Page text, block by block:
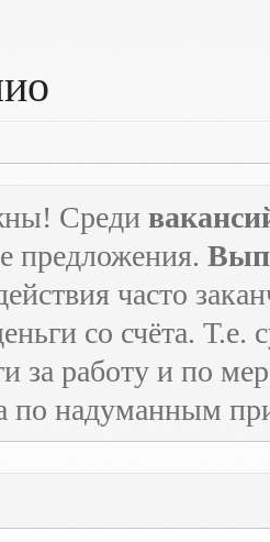
Среди
предложения.
часто
со счёта.
за работу и по
по надуманным